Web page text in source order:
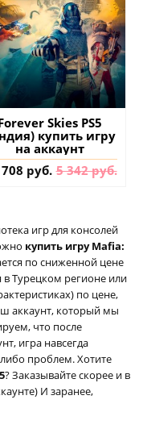
Skies PS5
купить игру
на аккаунт
руб. 5 342 руб.
игр для консолей
купить игру Mafia:
по сниженной цене
в Турецком регионе или
по цене,
аккаунт, который мы
что после
игра навсегда
проблем. Хотите
? Заказывайте скорее и в
И заранее,